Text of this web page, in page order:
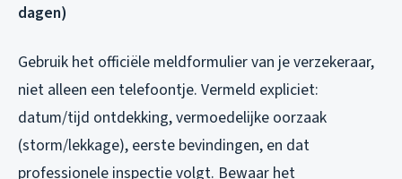
dagen)
Gebruik het officiële meldformulier van je verzekeraar,
niet alleen een telefoontje. Vermeld expliciet:
datum/tijd ontdekking, vermoedelijke oorzaak
(storm/lekkage), eerste bevindingen, en dat
professionele inspectie volgt. Bewaar het